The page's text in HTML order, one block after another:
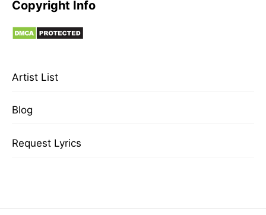
Copyright Info
Artist List
Blog
Request Lyrics